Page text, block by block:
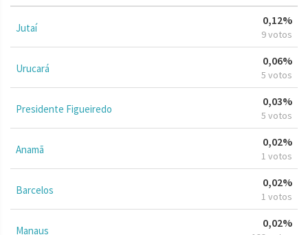
Jutaí
0,12%
9 votos
Urucará
0,06%
5 votos
Presidente Figueiredo
0,03%
5 votos
Anamã
0,02%
1 votos
Barcelos
0,02%
1 votos
Manaus
0,02%